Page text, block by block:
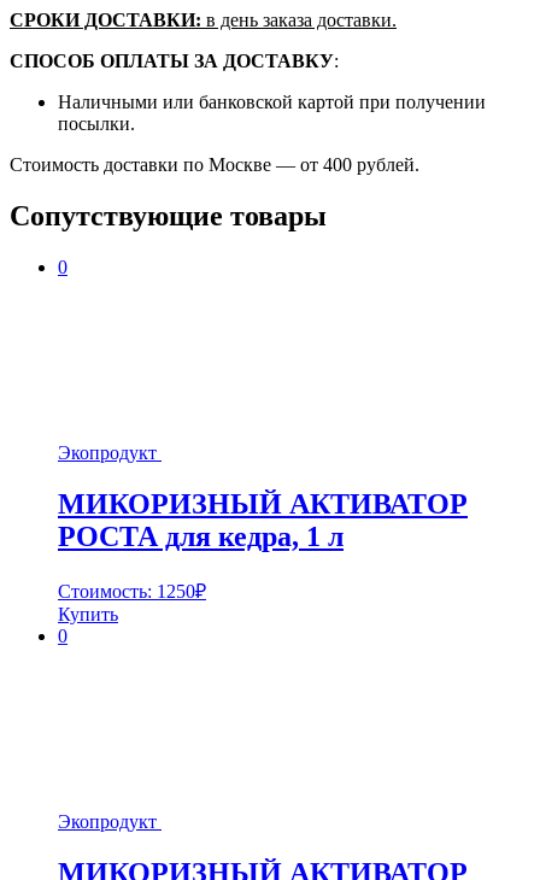
СРОКИ ДОСТАВКИ: в день заказа доставки.
СПОСОБ ОПЛАТЫ ЗА ДОСТАВКУ:
Наличными или банковской картой при получении
посылки.
Стоимость доставки по Москве — от 400 рублей.
Сопутствующие товары
0
Экопродукт
МИКОРИЗНЫЙ АКТИВАТОР
РОСТА для кедра, 1 л
Стоимость: 1250₽
Купить
0
Экопродукт
МИКОРИЗНЫЙ АКТИВАТОР